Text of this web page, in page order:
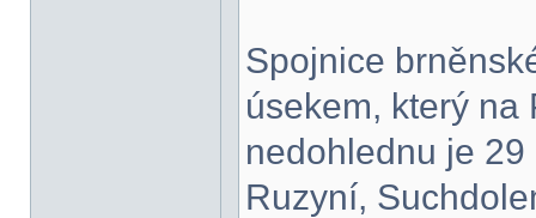
Spojnice
úsekem, který na
nedohlednu je
Ruzyní,